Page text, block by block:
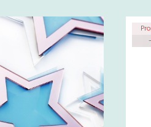
-